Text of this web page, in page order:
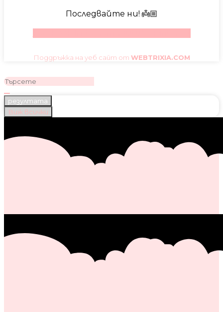
Последвайте ни! 👼🏼
Поддръжка на уеб сайт от WEBTRIXIA.COM
резултата
Виж всички